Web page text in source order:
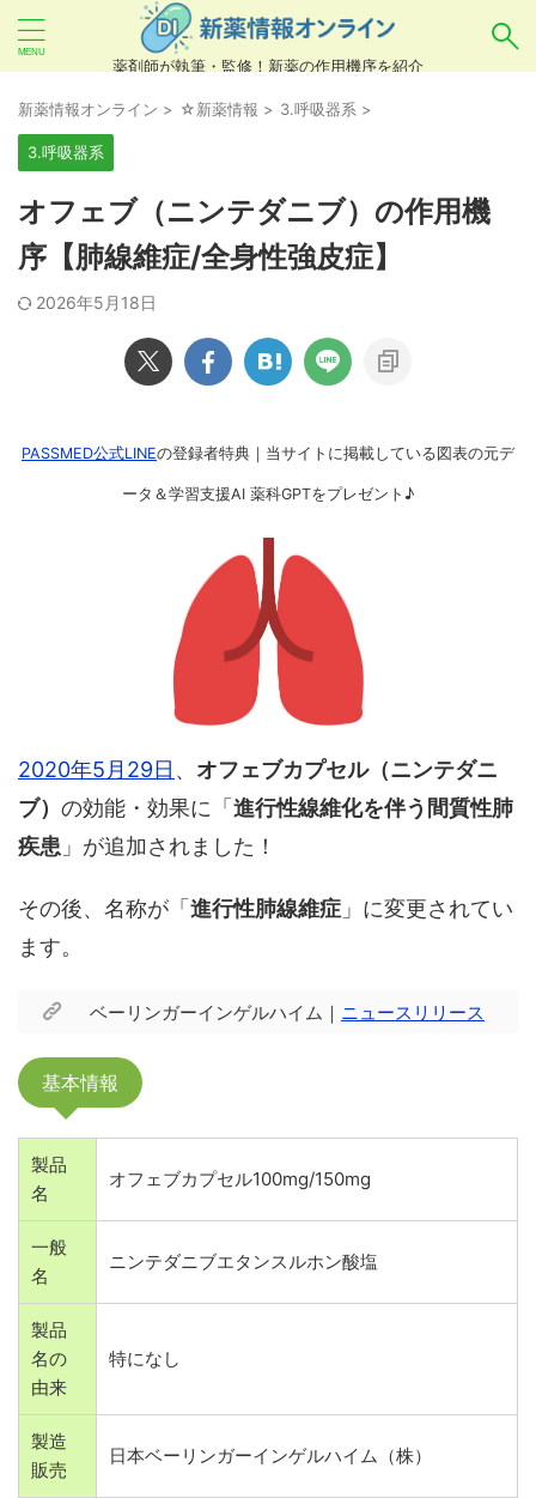
薬剤師が執筆・監修！新薬の作用機序を紹介
あいまい検索（例：ひらがな、誤字）には対応し
ていませんので、製品名・一般名・キーワードな
どをカタカナでご入力ください。
良い例：テセントリク
悪い例：てせんとりく テセンタリク
新薬情報オンライン > ☆新薬情報 > 3.呼吸器系 >
3.呼吸器系
オフェブ（ニンテダニブ）の作用機
序【肺線維症/全身性強皮症】
2026年5月18日
PASSMED公式LINEの登録者特典｜当サイトに掲載している図表の元デ
ータ＆学習支援AI 薬科GPTをプレゼント♪
2020年5月29日 、 オフェブカプセル（ニンテダニ
ブ） の効能・効果に「進行性線維化を伴う間質性肺
疾患 」が追加されました！
その後、名称が「進行性肺線維症 」に変更されてい
ます。
ベーリンガーインゲルハイム｜ ニュースリリース
基本情報
製品
名
オフェブカプセル100mg/150mg
一般
名
ニンテダニブエタンスルホン酸塩
製品
名の
由来
特になし
製造
販売
日本ベーリンガーインゲルハイム（株）